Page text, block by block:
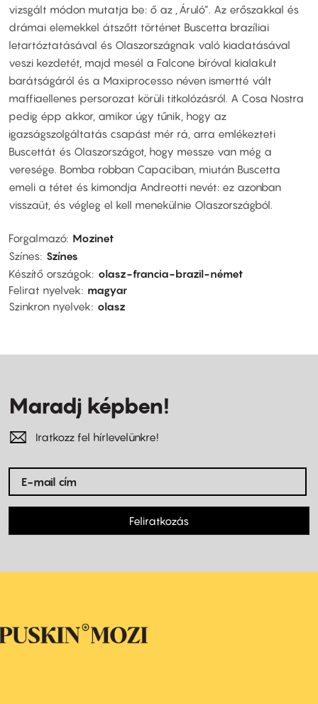
vizsgált módon mutatja be: ő az „Áruló”. Az erőszakkal és
drámai elemekkel átszőtt történet Buscetta brazíliai
letartóztatásával és Olaszországnak való kiadatásával
veszi kezdetét, majd mesél a Falcone bíróval kialakult
barátságáról és a Maxiprocesso néven ismertté vált
maffiaellenes persorozat körüli titkolózásról. A Cosa Nostra
pedig épp akkor, amikor úgy tűnik, hogy az
igazságszolgáltatás csapást mér rá, arra emlékezteti
Buscettát és Olaszországot, hogy messze van még a
veresége. Bomba robban Capaciban, miután Buscetta
emeli a tétet és kimondja Andreotti nevét: ez azonban
visszaüt, és végleg el kell menekülnie Olaszországból.
Forgalmazó Mozinet
Színes Színes
Készítő országok
olasz-francia-brazil-német
Felirat nyelvek
magyar
Szinkron nyelvek
olasz
Maradj képben!
Iratkozz fel hírlevelünkre!
Feliratkozás